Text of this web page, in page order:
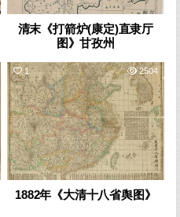
清末《打箭炉(康定)直隶厅
图》甘孜州
1 2504
1882年《大清十八省舆图》